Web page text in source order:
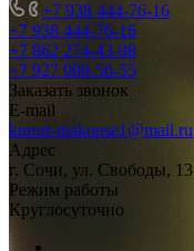
+7 938 444-76-16
+7 938 444-76-16
+7 862 274-43-98
+7 927 000-56-55
Заказать звонок
E-mail
kurort-makopse1@mail.ru
Адрес
г. Сочи, ул. Свободы, 13
Режим работы
Круглосуточно